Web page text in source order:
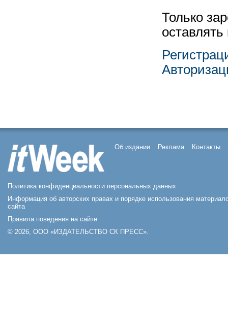
Только
Об издании Реклама Контакты
Политика конфиденциальности персональных данных
Информация об авторских правах и порядке использования
сайта
Правила поведения на сайте
© 2026, ООО «ИЗДАТЕЛЬСТВО СК ПРЕСС».